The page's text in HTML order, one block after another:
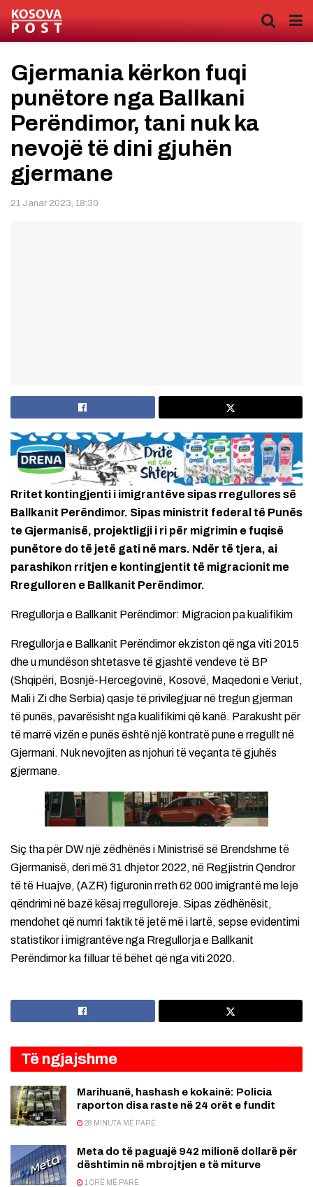
Gjermania kërkon fuqi
punëtore nga Ballkani
Perëndimor, tani nuk ka
nevojë të dini gjuhën
gjermane
21 Janar 2023, 18:30
Rritet kontingjenti i imigrantëve sipas rregullores së
Ballkanit Perëndimor. Sipas ministrit federal të Punës
te Gjermanisë, projektligji i ri për migrimin e fuqisë
punëtore do të jetë gati në mars. Ndër të tjera, ai
parashikon rritjen e kontingjentit të migracionit me
Rregulloren e Ballkanit Perëndimor.
Rregullorja e Ballkanit Perëndimor: Migracion pa kualifikim
Rregullorja e Ballkanit Perëndimor ekziston që nga viti 2015
dhe u mundëson shtetasve të gjashtë vendeve të BP
(Shqipëri, Bosnjë-Hercegovinë, Kosovë, Maqedoni e Veriut,
Mali i Zi dhe Serbia) qasje të privilegjuar në tregun gjerman
të punës, pavarësisht nga kualifikimi që kanë. Parakusht për
të marrë vizën e punës është një kontratë pune e rregullt në
Gjermani. Nuk nevojiten as njohuri të veçanta të gjuhës
gjermane.
Siç tha për DW një zëdhënës i Ministrisë së Brendshme të
Gjermanisë, deri më 31 dhjetor 2022, në Regjistrin Qendror
të të Huajve, (AZR) figuronin rreth 62 000 imigrantë me leje
qëndrimi në bazë kësaj rregulloreje. Sipas zëdhënësit,
mendohet që numri faktik të jetë më i lartë, sepse evidentimi
statistikor i imigrantëve nga Rregullorja e Ballkanit
Perëndimor ka filluar të bëhet që nga viti 2020.
Të ngjajshme
Marihuanë, hashash e kokainë: Policia
raporton disa raste në 24 orët e fundit
28 MINUTA MË PARË
Meta do të paguajë 942 milionë dollarë për
dështimin në mbrojtjen e të miturve
1 ORË MË PARË